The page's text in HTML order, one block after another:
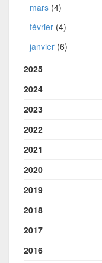
mars (4)
février (4)
janvier (6)
2025
2024
2023
2022
2021
2020
2019
2018
2017
2016